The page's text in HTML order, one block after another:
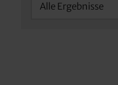
Alle Ergebnisse